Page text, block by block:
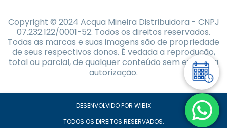
Copyright © 2024 Acqua Mineira Distribuidora - CNPJ
07.232.122/0001-52. Todos os direitos reservados.
Todas as marcas e suas imagens são de propriedade
de seus respectivos donos. É vedada a reprodução,
total ou parcial, de qualquer conteúdo sem expressa
autorização.
DESENVOLVIDO POR WIBIX
TODOS OS DIREITOS RESERVADOS.